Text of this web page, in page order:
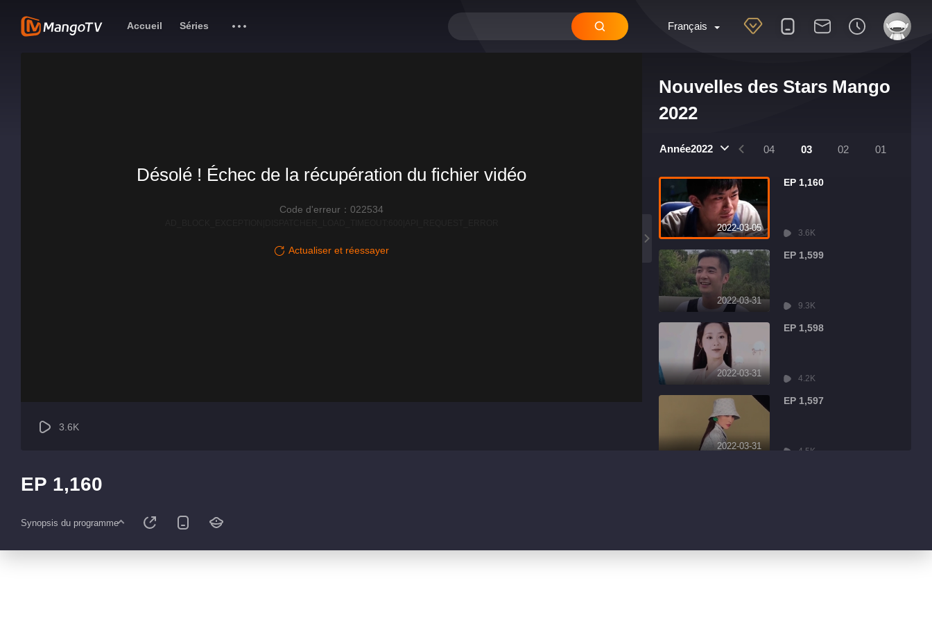
Français
Accueil Séries
Nouvelles des Stars Mango
2022
Année2022
07 06 05 04 03 02 01
2022-03-05
EP 1,160
3.6K
2022-03-31
EP 1,599
9.3K
2022-03-31
EP 1,598
4.2K
2022-03-31
EP 1,597
4.5K
Désolé ! Échec de la récupération du fichier vidéo
Code d'erreur：022534
Actualiser et réessayer
3.6K
EP 1,160
Synopsis du programme